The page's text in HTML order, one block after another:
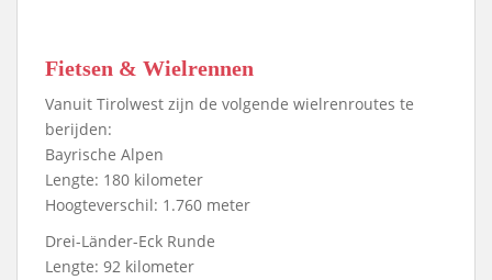
Fietsen & Wielrennen
Vanuit Tirolwest zijn de volgende wielrenroutes te
berijden:
Bayrische Alpen
Lengte: 180 kilometer
Hoogteverschil: 1.760 meter
Drei-Länder-Eck Runde
Lengte: 92 kilometer